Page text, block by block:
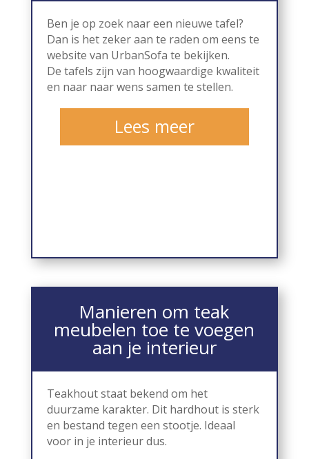
Ben je op zoek naar een nieuwe tafel?
Dan is het zeker aan te raden om eens te
website van UrbanSofa te bekijken.
De tafels zijn van hoogwaardige kwaliteit
en naar naar wens samen te stellen.
Lees meer
Manieren om teak
meubelen toe te voegen
aan je interieur
Teakhout staat bekend om het
duurzame karakter. Dit hardhout is sterk
en bestand tegen een stootje. Ideaal
voor in je interieur dus.